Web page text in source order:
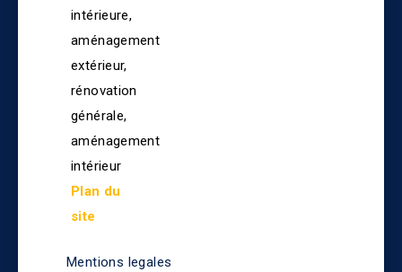
intérieure,
aménagement
extérieur,
rénovation
générale,
aménagement
intérieur
Plan du
site
Mentions legales